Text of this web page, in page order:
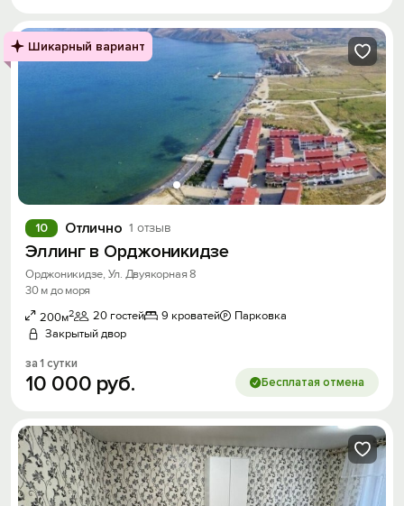
Шикарный вариант
Отлично 1 отзыв
10
Эллинг в Орджоникидзе
Орджоникидзе, Ул. Двуякорная 8
30 м до моря
200м2 20 гостей 9 кроватей
Парковка
Закрытый двор
за 1 сутки
10 000 руб. Бесплатая отмена